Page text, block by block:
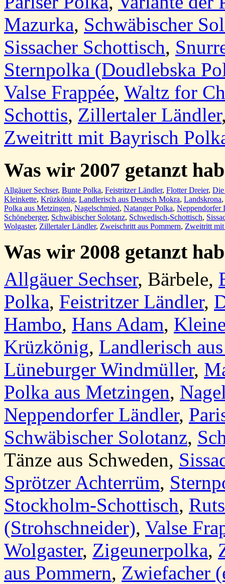
Mazurka, Schwäbischer
Sissacher Schottisch,
Sternpolka (Doudlebska
Valse Frappée, Waltz for
Schottis, Zillertaler Ländler
Zweitritt mit Bayrisch
Was wir 2007 getanzt
Allgäuer Sechser, Bunte Polka, Feistritzer Ländler, Flotter Dreier, Die
Kleinkette, Krüzkönig, Landlerisch aus Deutsch Mokra, Landskrona,
Polka aus Metzingen, Nagelschmied, Natanger Polka, Neppendorfer
Schöneberger, Schwäbischer Solotanz, Schwedisch-Schottisch,
Wolgaster, Zillertaler Ländler, Zweischritt aus Pommern, Zweitritt
Was wir 2008 getanzt
Allgäuer Sechser, Bärbele,
Polka, Feistritzer Ländler,
Hambo, Hans Adam,
Krüzkönig, Landlerisch
Lüneburger Windmüller,
Polka aus Metzingen,
Neppendorfer Ländler,
Schwäbischer Solotanz,
Tänze aus Schweden,
Sprötzer Achterrüm,
Stockholm-Schottisch,
(Strohschneider), Valse
Wolgaster, Zigeunerpolka,
aus Pommern, Zwiefacher